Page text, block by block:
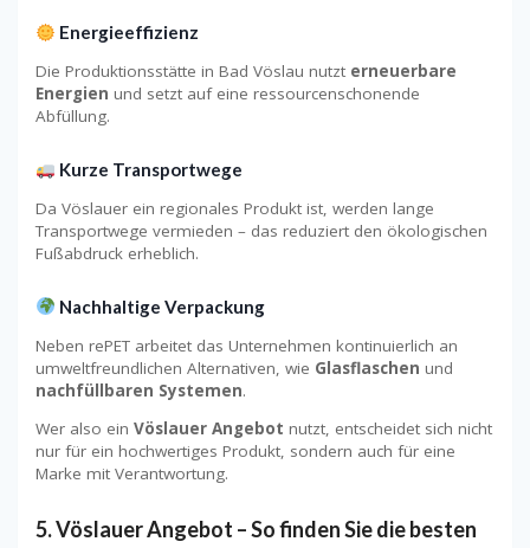
Energieeffizienz
Die Produktionsstätte in Bad Vöslau nutzt erneuerbare
Energien und setzt auf eine ressourcenschonende
Abfüllung.
Kurze Transportwege
Da Vöslauer ein regionales Produkt ist, werden lange
Transportwege vermieden – das reduziert den ökologischen
Fußabdruck erheblich.
Nachhaltige Verpackung
Neben rePET arbeitet das Unternehmen kontinuierlich an
umweltfreundlichen Alternativen, wie Glasflaschen und
nachfüllbaren Systemen.
Wer also ein Vöslauer Angebot nutzt, entscheidet sich nicht
nur für ein hochwertiges Produkt, sondern auch für eine
Marke mit Verantwortung.
5. Vöslauer Angebot – So finden Sie die besten